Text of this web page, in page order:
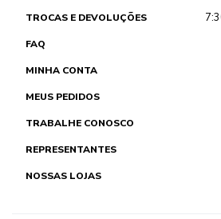
TROCAS E DEVOLUÇÕES
FAQ
MINHA CONTA
MEUS PEDIDOS
TRABALHE CONOSCO
REPRESENTANTES
NOSSAS LOJAS